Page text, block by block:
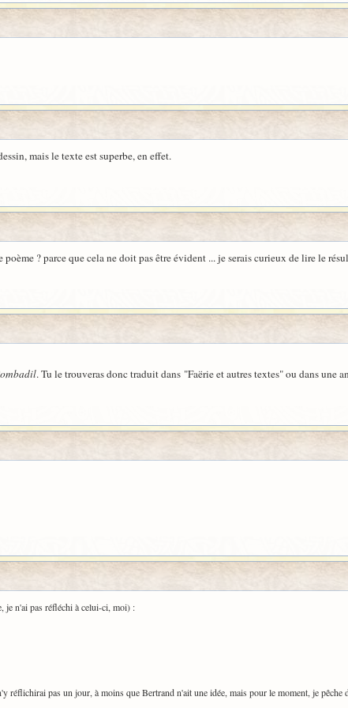
mais le texte est superbe, en effet.
? parce que cela ne doit pas être évident ... je serais curieux de lire le
. Tu le trouveras donc traduit dans "Faërie et autres textes" ou dans une
je n'ai pas réfléchi à celui-ci, moi) :
réflichirai pas un jour, à moins que Bertrand n'ait une idée, mais pour le moment, je pêche